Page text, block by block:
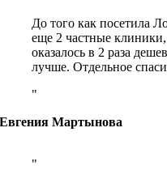
До того как посетила
еще 2 частные клиники,
оказалось в 2 раза
лучше. Отдельное
Евгения Мартынова